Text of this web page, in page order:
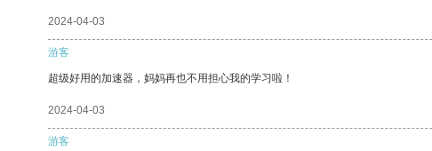
2024-04-03
游客
超级好用的加速器，妈妈再也不用担心我的学习啦！
2024-04-03
游客